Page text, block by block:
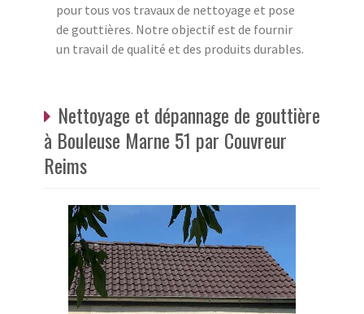
pour tous vos travaux de nettoyage et pose
de gouttières. Notre objectif est de fournir
un travail de qualité et des produits durables.
Nettoyage et dépannage de gouttière
à Bouleuse Marne 51 par Couvreur
Reims